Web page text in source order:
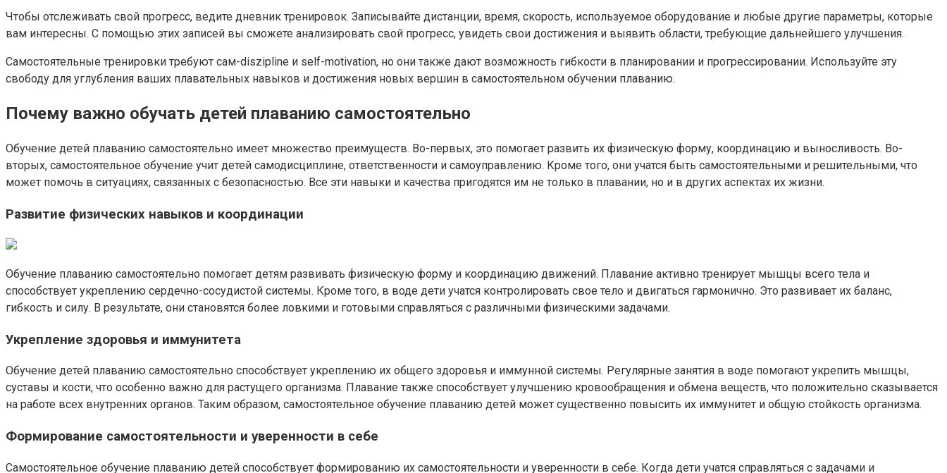
Чтобы отслеживать свой прогресс, ведите дневник тренировок. Записывайте дистанции, время, скорость, используемое оборудование и любые другие параметры, которые
вам интересны. С помощью этих записей вы сможете анализировать свой прогресс, увидеть свои достижения и выявить области, требующие дальнейшего улучшения.
Самостоятельные тренировки требуют сам-diszipline и self-motivation, но они также дают возможность гибкости в планировании и прогрессировании. Используйте эту
свободу для углубления ваших плавательных навыков и достижения новых вершин в самостоятельном обучении плаванию.
Почему важно обучать детей плаванию самостоятельно
Обучение детей плаванию самостоятельно имеет множество преимуществ. Во-первых, это помогает развить их физическую форму, координацию и выносливость. Во-
вторых, самостоятельное обучение учит детей самодисциплине, ответственности и самоуправлению. Кроме того, они учатся быть самостоятельными и решительными, что
может помочь в ситуациях, связанных с безопасностью. Все эти навыки и качества пригодятся им не только в плавании, но и в других аспектах их жизни.
Развитие физических навыков и координации
Обучение плаванию самостоятельно помогает детям развивать физическую форму и координацию движений. Плавание активно тренирует мышцы всего тела и
способствует укреплению сердечно-сосудистой системы. Кроме того, в воде дети учатся контролировать свое тело и двигаться гармонично. Это развивает их баланс,
гибкость и силу. В результате, они становятся более ловкими и готовыми справляться с различными физическими задачами.
Укрепление здоровья и иммунитета
Обучение детей плаванию самостоятельно способствует укреплению их общего здоровья и иммунной системы. Регулярные занятия в воде помогают укрепить мышцы,
суставы и кости, что особенно важно для растущего организма. Плавание также способствует улучшению кровообращения и обмена веществ, что положительно сказывается
на работе всех внутренних органов. Таким образом, самостоятельное обучение плаванию детей может существенно повысить их иммунитет и общую стойкость организма.
Формирование самостоятельности и уверенности в себе
Самостоятельное обучение плаванию детей способствует формированию их самостоятельности и уверенности в себе. Когда дети учатся справляться с задачами и